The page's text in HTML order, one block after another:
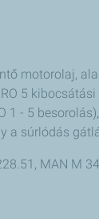
motorolaj,
5
- 5
a súrlódás
MAN M